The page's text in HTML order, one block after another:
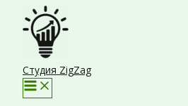
Перейти
содержимому
Студия ZigZag